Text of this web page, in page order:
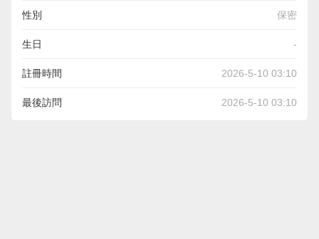
https://nurelfalah.or.id/data/tren-strategi-slot-online.html
性別 保密
生日 -
註冊時間 2026-5-10 03:10
最後訪問 2026-5-10 03:10